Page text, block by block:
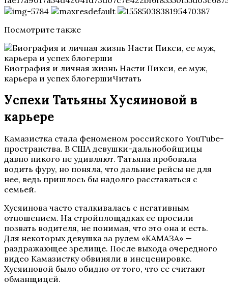
Посмотрите также
Биография и личная жизнь Насти Пикси, ее муж,
карьера и успех блогершиЧитать
Успехи Татьяны Хусяиновой в
карьере
Камазистка стала феноменом российского YouTube-
пространства. В США девушки-дальнобойщицы
давно никого не удивляют. Татьяна пробовала
водить фуру, но поняла, что дальние рейсы не для
нее, ведь пришлось бы надолго расставаться с
семьей.
Хусяинова часто сталкивалась с негативным
отношением. На стройплощадках ее просили
позвать водителя, не понимая, что это она и есть.
Для некоторых девушка за рулем «КАМАЗА» —
раздражающее зрелище. После выхода очередного
видео Камазистку обвиняли в инсценировке.
Хусяиновой было обидно от того, что ее считают
обманщицей.